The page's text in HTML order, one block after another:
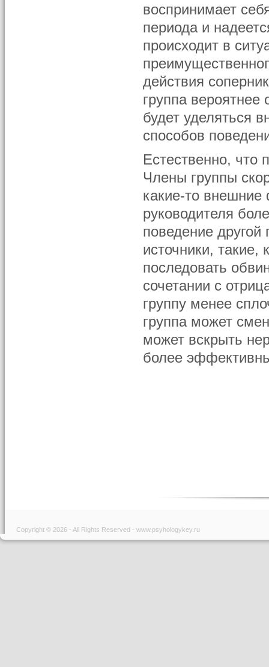
воспринимает
периода и
происходит в
действия
группа вероятнее
будет уделяться
способов
Естественно, что
Члены группы
какие-то внешние
руководителя
поведение
источники,
последовать
сочетании с
группу менее
группа может
может вскрыть
более
Copyright © 2026 - All Rights Reserved - www.psyhologykey.ru